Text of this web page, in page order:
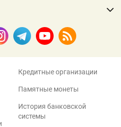
Кредитные организации
Памятные монеты
История банковской
системы